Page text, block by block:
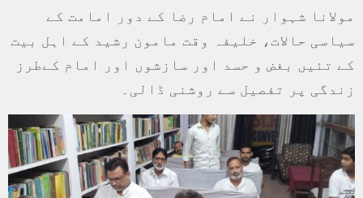
مولانا شہوار نے امام رضا کے دور امامت کے
سیاسی حالات، خلیفہ وقت مامون رشید کے اہل بیت
کے تئیں بغض و حسد اور سازشوں اور امام کےطرز
زندگی پر تفصیل سے روشنی ڈالی۔